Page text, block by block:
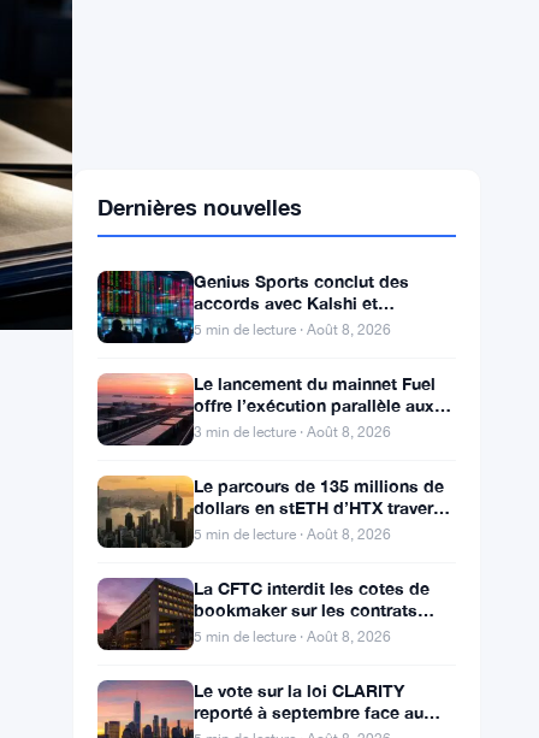
Genius Sports conclut des
Polymarket alors que le chiffre
d’affaires du T2 atteint
5 min de lecture · Août 8, 2026
Le lancement du mainnet Fuel
développeurs d’Ethereum
3 min de lecture · Août 8, 2026